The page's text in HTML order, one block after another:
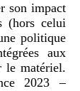
son impact
(hors celui
politique
aux
le matériel.
2023 –